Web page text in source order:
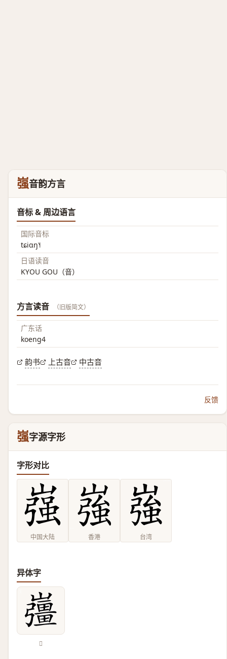
嵹音韵方言
音标 & 周边语言
国际音标
tɕiɑŋ˥˧
日语读音
KYOU GOU（音）
方言读音 （旧版简文）
广东话
koeng4
韵书 上古音 中古音
反馈
嵹字源字形
字形对比
中国大陆 香港 台湾
异体字
𡾪